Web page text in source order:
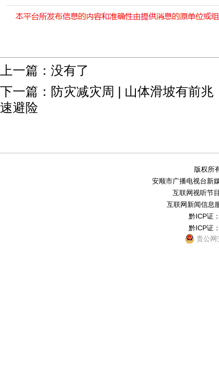
上一篇：没有了
下一篇： 防灾减灾周 | 山体滑坡有前
速避险
版权所
安顺市广播电视台新
互联网视听节
互联网新闻信息
黔ICP证
黔ICP证
贵公